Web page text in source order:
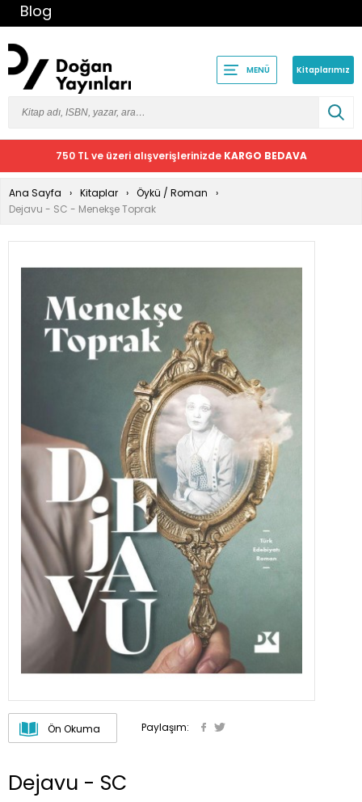
Blog
MENÜ Kitaplarımız
750 TL ve üzeri alışverişlerinizde KARGO BEDAVA
Ana Sayfa Kitaplar
Öykü / Roman
Dejavu - SC - Menekşe Toprak
Ön Okuma Paylaşım:
Dejavu - SC